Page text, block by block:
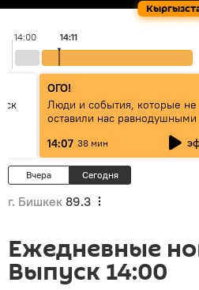
14:00 14:11
ОГО!
Люди и события, которые не
оставили нас равнодушными
14:07 38 мин
Вчера Сегодня
г. Бишкек 89.3
Ежедневные
Выпуск 14:00